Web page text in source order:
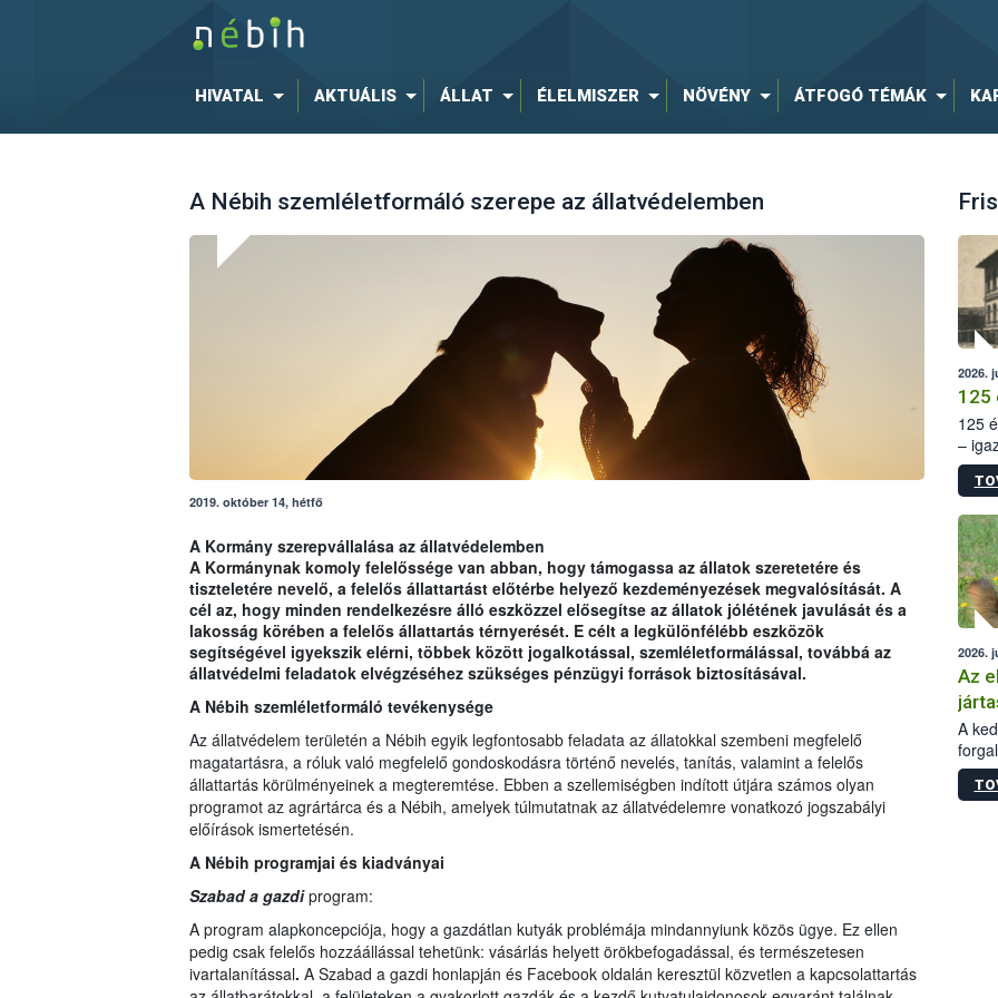
HIVATAL AKTUÁLIS ÁLLAT ÉLELMISZER NÖVÉNY ÁTFOGÓ TÉMÁK
A Nébih szemléletformáló szerepe az állatvédelemben
2019. október 14, hétfő
A Kormány szerepvállalása az állatvédelemben
A Kormánynak komoly felelőssége van abban, hogy támogassa az állatok szeretetére és
tiszteletére nevelő, a felelős állattartást előtérbe helyező kezdeményezések megvalósítását. A
cél az, hogy minden rendelkezésre álló eszközzel elősegítse az állatok jólétének javulását és a
lakosság körében a felelős állattartás térnyerését. E célt a legkülönfélébb eszközök
segítségével igyekszik elérni, többek között jogalkotással, szemléletformálással, továbbá az
állatvédelmi feladatok elvégzéséhez szükséges pénzügyi források biztosításával.
A Nébih szemléletformáló tevékenysége
Az állatvédelem területén a Nébih egyik legfontosabb feladata az állatokkal szembeni megfelelő
magatartásra, a róluk való megfelelő gondoskodásra történő nevelés, tanítás, valamint a felelős
állattartás körülményeinek a megteremtése. Ebben a szellemiségben indított útjára számos olyan
programot az agrártárca és a Nébih, amelyek túlmutatnak az állatvédelemre vonatkozó jogszabályi
előírások ismertetésén.
A Nébih programjai és kiadványai
Szabad a gazdiprogram:
A program alapkoncepciója, hogy a gazdátlan kutyák problémája mindannyiunk közös ügye. Ez ellen
pedig csak felelős hozzáállással tehetünk: vásárlás helyett örökbefogadással, és természetesen
ivartalanítással. A Szabad a gazdi honlapján és Facebook oldalán keresztül közvetlen a kapcsolattartás
2026.
125
125
–
15.
2026.
Az
A